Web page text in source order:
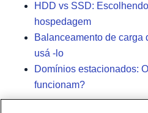
HDD vs SSD:
hospedagem
Balanceamento de carga
usá -lo
Domínios estacionados:
funcionam?